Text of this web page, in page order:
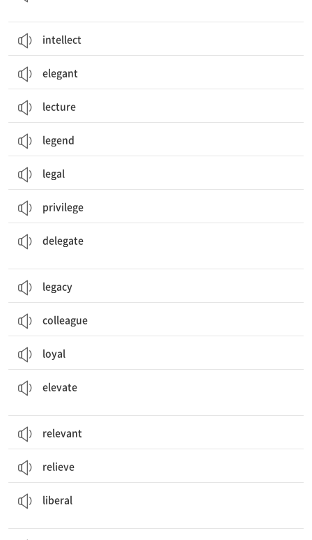
intellect
elegant
lecture
legend
legal
privilege
delegate
legacy
colleague
loyal
elevate
relevant
relieve
liberal